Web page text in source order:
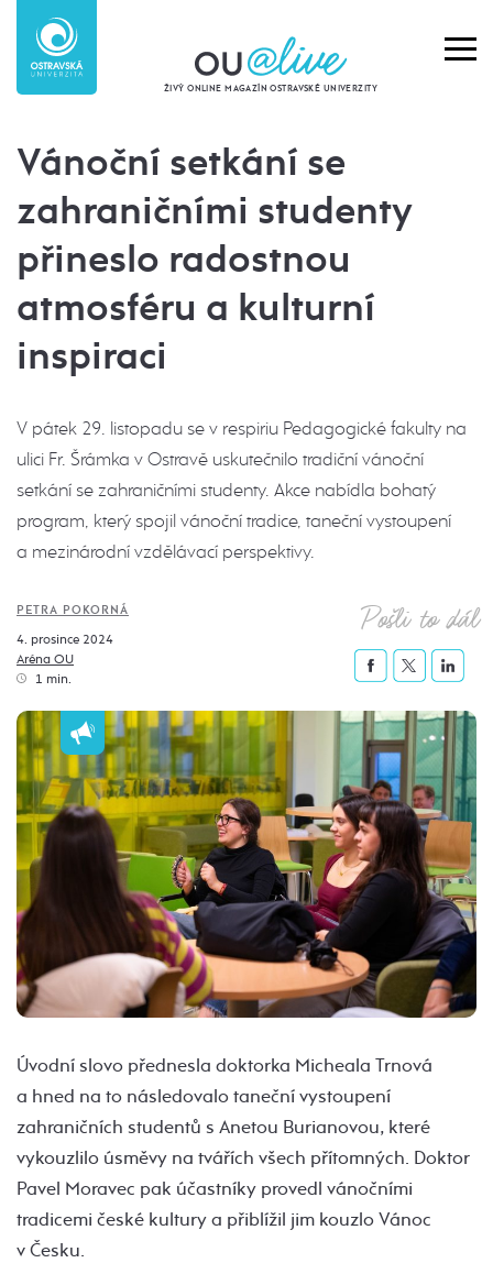
ŽIVÝ ONLINE MAGAZÍN OSTRAVSKÉ UNIVERZITY
Vánoční setkání se
zahraničními studenty
přineslo radostnou
atmosféru a kulturní
inspiraci
V pátek 29. listopadu se v respiriu Pedagogické fakulty na
ulici Fr. Šrámka v Ostravě uskutečnilo tradiční vánoční
setkání se zahraničními studenty. Akce nabídla bohatý
program, který spojil vánoční tradice, taneční vystoupení
a mezinárodní vzdělávací perspektivy.
PETRA POKORNÁ
4. prosince 2024
Aréna OU
1 min.
Pošli to dál
Úvodní slovo přednesla doktorka Micheala Trnová
a hned na to následovalo taneční vystoupení
zahraničních studentů s Anetou Burianovou, které
vykouzlilo úsměvy na tvářích všech přítomných. Doktor
Pavel Moravec pak účastníky provedl vánočními
tradicemi české kultury a přiblížil jim kouzlo Vánoc
v Česku.